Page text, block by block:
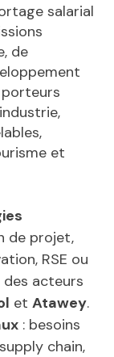
salarial
de
et
de projet,
RSE ou
acteurs
et Atawey.
: besoins
chain,